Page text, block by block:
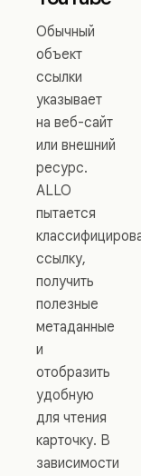
Обычный
объект
ссылки
указывает
на веб-сайт
или внешний
ресурс.
ALLO
пытается
ссылку,
получить
полезные
метаданные
и
отобразить
удобную
для чтения
карточку. В
зависимости